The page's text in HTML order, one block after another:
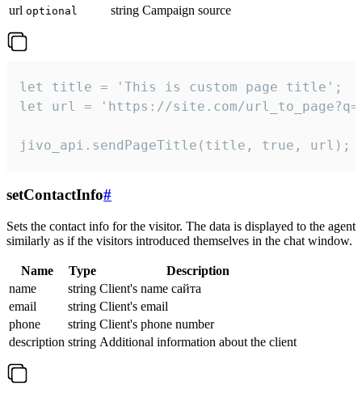
url optional string Campaign source
let title = 'This is custom page title';
let url = 'https://site.com/
jivo_api.sendPageTitle(title, true, url);
setContactInfo#
Sets the contact info for the visitor. The data is displayed to the agent
similarly as if the visitors introduced themselves in the chat window.
Name Type
Description
name
string Client's name сайта
email
string Client's email
phone
string Client's phone number
description string Additional information about the client